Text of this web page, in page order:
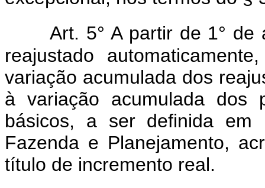
Art. 5° A partir de 1°
reajustado
variação acumulada dos
à variação acumulada dos
básicos, a ser definida em
Fazenda e Planejamento,
título de incremento real.